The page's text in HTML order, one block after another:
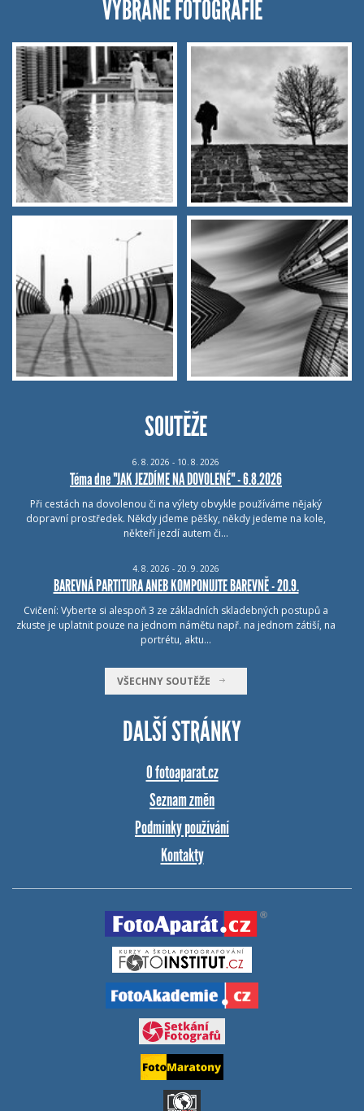
VYBRANÉ FOTOGRAFIE
SOUTĚŽE
6. 8. 2026 - 10. 8. 2026
Téma dne "JAK JEZDÍME NA DOVOLENÉ" - 6.8.2026
Při cestách na dovolenou či na výlety obvykle používáme nějaký
dopravní prostředek. Někdy jdeme pěšky, někdy jedeme na kole,
někteří jezdí autem či…
4. 8. 2026 - 20. 9. 2026
BAREVNÁ PARTITURA ANEB KOMPONUJTE BAREVNĚ - 20.9.
Cvičení: Vyberte si alespoň 3 ze základních skladebných postupů a
zkuste je uplatnit pouze na jednom námětu např. na jednom zátiší, na
portrétu, aktu…
VŠECHNY SOUTĚŽE
DALŠÍ STRÁNKY
O fotoaparat.cz
Seznam změn
Podmínky používání
Kontakty